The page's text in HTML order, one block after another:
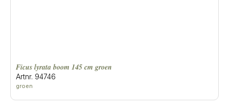
ficus lyrata boom 145 cm groen
Artnr. 94746
groen